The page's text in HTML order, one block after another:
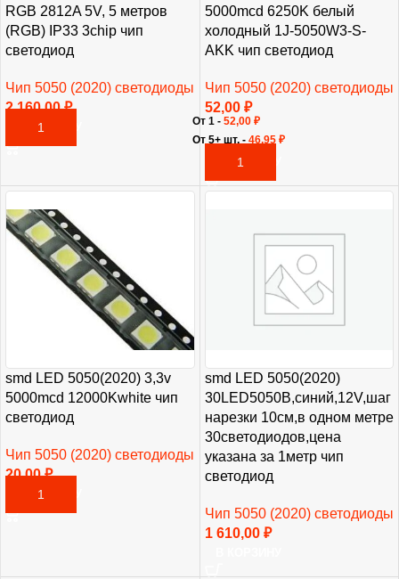
RGB 2812A 5V, 5 метров
(RGB) IP33 3chip чип
светодиод
Чип 5050 (2020) светодиоды
2 160,00₽
В КОРЗИНУ
5000mcd 6250K белый
холодный 1J-5050W3-S-
AKK чип светодиод
Чип 5050 (2020) светодиоды
52,00 ₽
В КОРЗИНУ
От 1 - 52,00 ₽
От 5+ шт. - 46,95 ₽
smd LED 5050(2020) 3,3v
5000mcd 12000Kwhite чип
светодиод
Чип 5050 (2020) светодиоды
20,00₽
В КОРЗИНУ
smd LED 5050(2020)
30LED5050B,синий,12V,шаг
нарезки 10см,в одном метре
30светодиодов,цена
указана за 1метр чип
светодиод
Чип 5050 (2020) светодиоды
1 610,00 ₽